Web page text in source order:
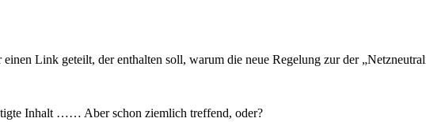
Link geteilt, der enthalten soll, warum die neue Regelung zur der
Inhalt …… Aber schon ziemlich treffend, oder?